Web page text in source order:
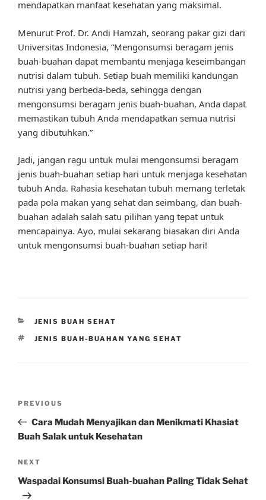
mendapatkan manfaat kesehatan yang maksimal.
Menurut Prof. Dr. Andi Hamzah, seorang pakar gizi dari
Universitas Indonesia, “Mengonsumsi beragam jenis
buah-buahan dapat membantu menjaga keseimbangan
nutrisi dalam tubuh. Setiap buah memiliki kandungan
nutrisi yang berbeda-beda, sehingga dengan
mengonsumsi beragam jenis buah-buahan, Anda dapat
memastikan tubuh Anda mendapatkan semua nutrisi
yang dibutuhkan.”
Jadi, jangan ragu untuk mulai mengonsumsi beragam
jenis buah-buahan setiap hari untuk menjaga kesehatan
tubuh Anda. Rahasia kesehatan tubuh memang terletak
pada pola makan yang sehat dan seimbang, dan buah-
buahan adalah salah satu pilihan yang tepat untuk
mencapainya. Ayo, mulai sekarang biasakan diri Anda
untuk mengonsumsi buah-buahan setiap hari!
CATEGORIES
JENIS BUAH SEHAT
TAGS
JENIS BUAH-BUAHAN YANG SEHAT
Previous
Post
PREVIOUS
Cara Mudah Menyajikan dan Menikmati Khasiat
Buah Salak untuk Kesehatan
Next
Post
NEXT
Waspadai Konsumsi Buah-buahan Paling Tidak Sehat